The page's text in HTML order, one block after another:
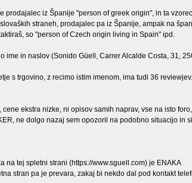
prodajalec iz Španije "person of greek origin", in ta
straneh, prodajalec pa iz Španije, ampak na
so "person of Czech origin living in Spain" ipd.
ime in naslov (Sonido Güell, Carrer Alcalde Costa, 31,
s trgovino, z recimo istim imenom, ima tudi 36 reviewjev.
ekstra nizke, ni opisov samih naprav, vse na isto foro,
ne dolgo nazaj sem opozoril na podobno situacijo in
na tej spletni strani (https://www.sguell.com) je ENAKA
stran pa je prevara, zakaj bi nekdo dal pod kontakt